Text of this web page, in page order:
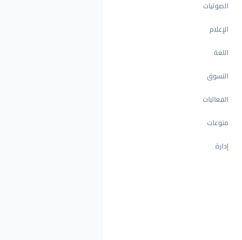
الصوتيات
الإعلام
اللغة
التسوق
الفعاليات
منوعات
إدارة